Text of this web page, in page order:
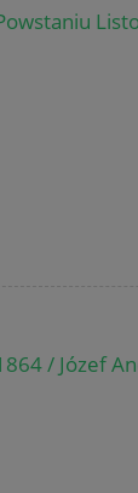
/ Józef